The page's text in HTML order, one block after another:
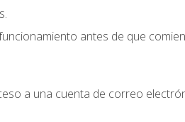
antes de que
a una cuenta de correo